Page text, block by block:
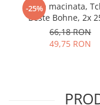
-25%
Cafea macinata,
Beste Bohne, 2x
66,18 RON
49,75 RON